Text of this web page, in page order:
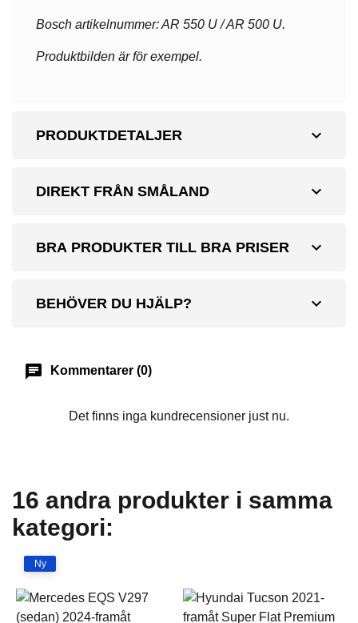
Bosch artikelnummer: AR 550 U / AR 500 U.
Produktbilden är för exempel.
expand_more
PRODUKTDETALJER
expand_more
DIREKT FRÅN SMÅLAND
expand_more
BRA PRODUKTER TILL BRA PRISER
expand_more
BEHÖVER DU HJÄLP?
chat Kommentarer (0)
Det finns inga kundrecensioner just nu.
16 andra produkter i samma
kategori:
Ny